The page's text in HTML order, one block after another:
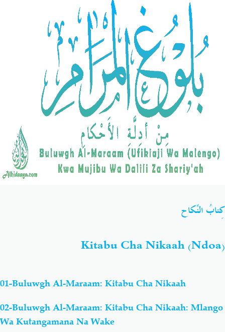
Salaf Wa Ummah Firaq-Makundi
Fiqh-Ibaadah Duaa-Adhkaar
Fataawa Za Ulamaa Kauli Za Salaf
Akhlaaq-Aadaab Raqaaiq
Familia-Jamii Maswali-Majibu
Chemsha Bongo Vitabu
كِتابُ النِّكاح
Kitabu Cha Nikaah (Ndoa)
01-Buluwgh Al-Maraam: Kitabu Cha Nikaah
02-Buluwgh Al-Maraam: Kitabu Cha Nikaah: Mlango
Wa Kutangamana Na Wake